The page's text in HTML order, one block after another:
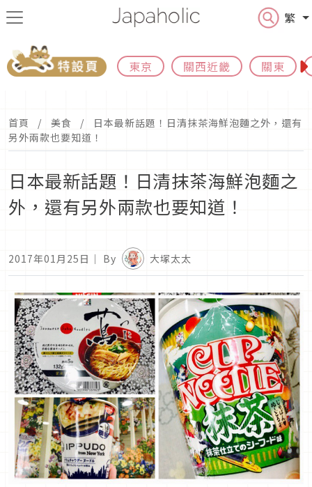
繁
東京 關西近畿 關東
首頁 美食
日本最新話題！日清抹茶海鮮泡麵之外，還有
另外兩款也要知道！
日本最新話題！日清抹茶海鮮泡麵之
外，還有另外兩款也要知道！
2017年01月25日 ｜ By 大塚太太